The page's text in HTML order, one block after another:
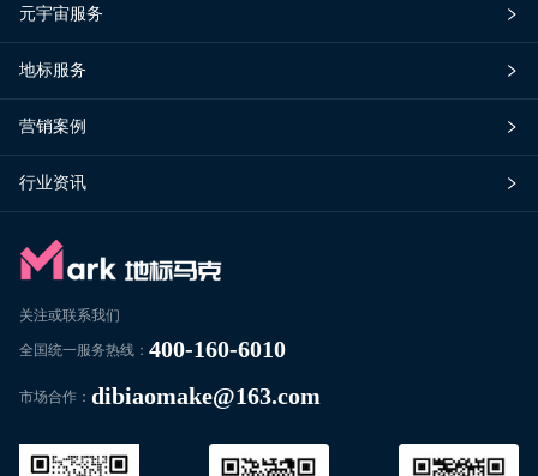
元宇宙服务
地标服务
营销案例
行业资讯
关注或联系我们
全国统一服务热线： 400-160-6010
市场合作： dibiaomake@163.com